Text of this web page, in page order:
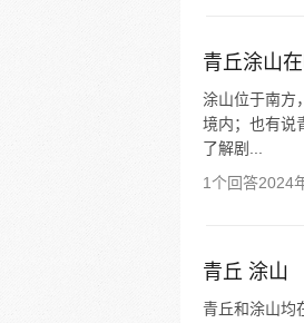
青丘涂山
涂山位于南方
境内；也有说
了解剧...
1个回答2024
青丘 涂山
青丘和涂山均